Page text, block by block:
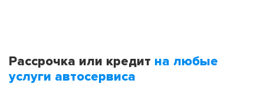
Рассрочка или кредит на любые
услуги автосервиса